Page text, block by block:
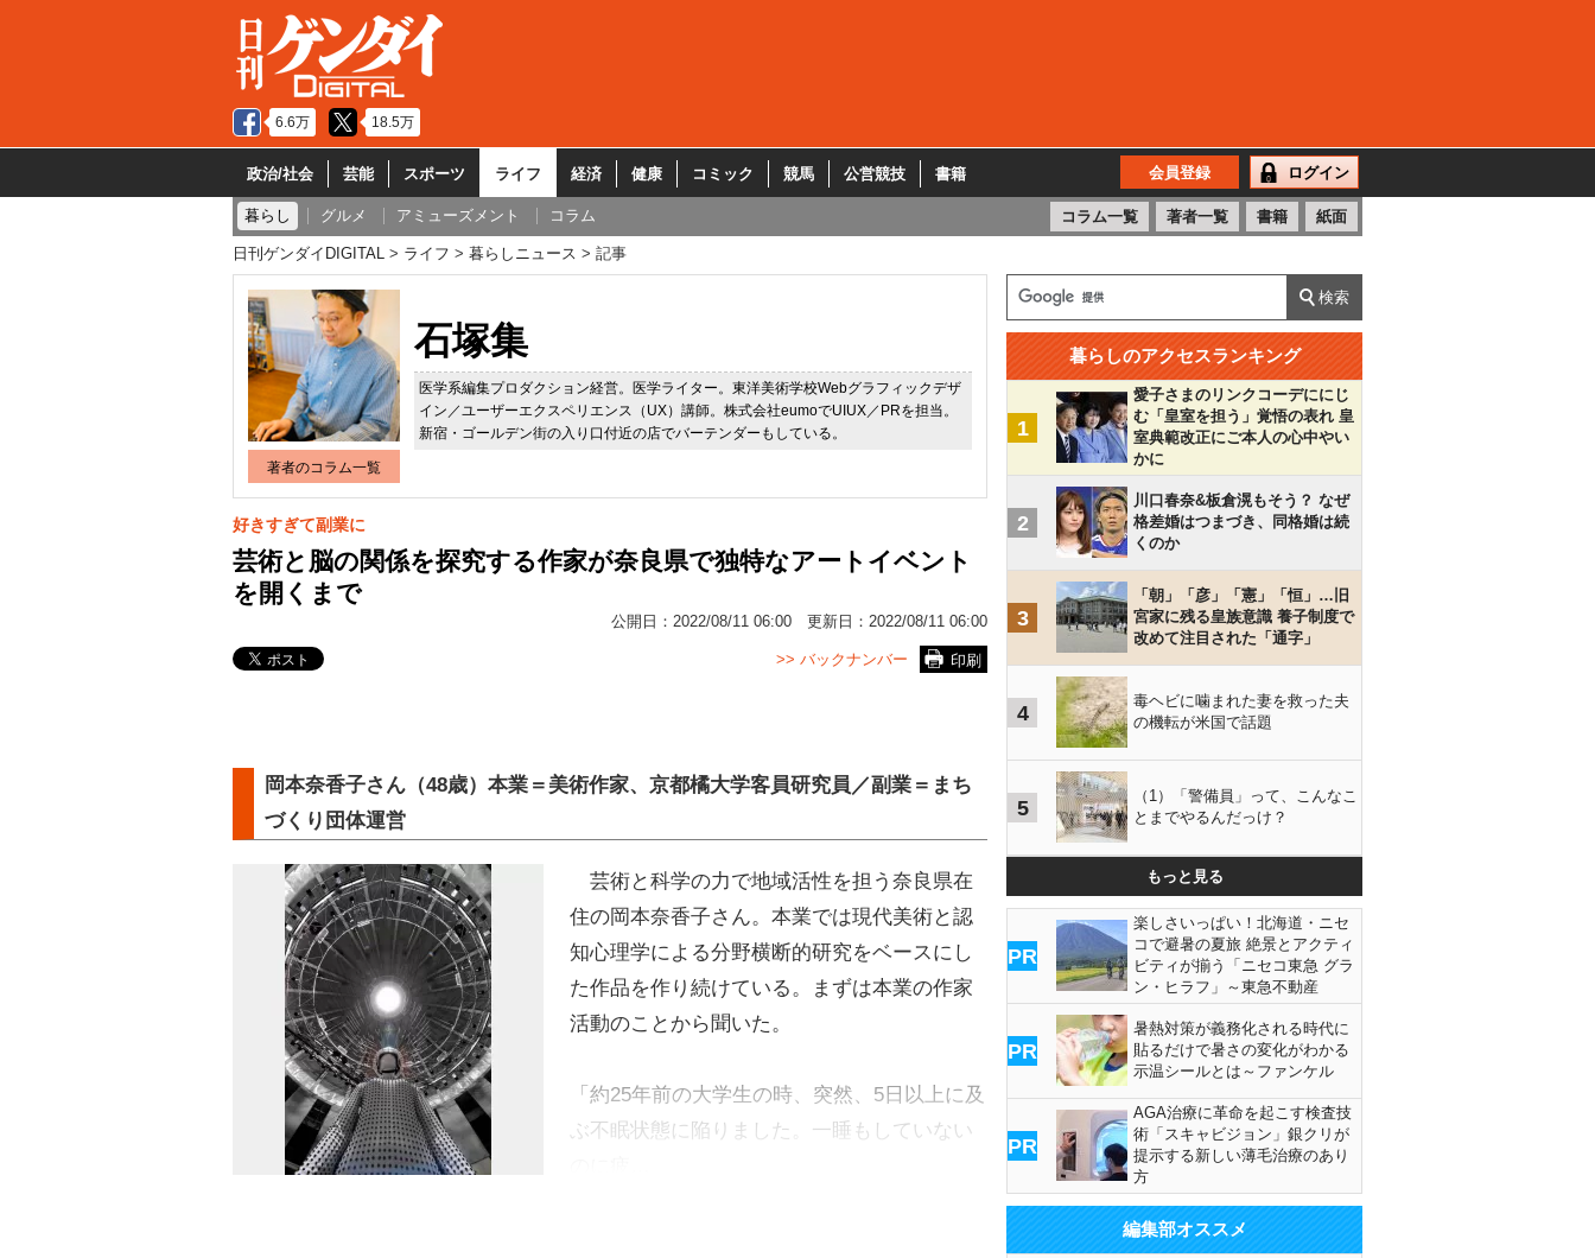
6.6万 18.5万
政治/社会 芸能 スポーツ ライフ 経済 健康 コミック 競馬 公営競技 書籍 会員登録 ログイン
暮らし グルメ アミューズメント コラム コラム一覧 著者一覧 書籍 紙面
日刊ゲンダイDIGITAL ライフ 暮らしニュース 記事
著者のコラム一覧
石塚集
医学系編集プロダクション経営。医学ライター。東洋美術学校Webグラフィックデザ
イン／ユーザーエクスペリエンス（UX）講師。株式会社eumoでUIUX／PRを担当。
新宿・ゴールデン街の入り口付近の店でバーテンダーもしている。
好きすぎて副業に
芸術と脳の関係を探究する作家が奈良県で独特なアートイベント
を開くまで
公開日： 2022/08/11 06:00 更新日： 2022/08/11 06:00
印刷
>> バックナンバー
岡本奈香子さん（48歳）本業＝美術作家、京都橘大学客員研究員／副業＝まち
づくり団体運営
芸術と科学の力で地域活性を担う奈良県在
住の岡本奈香子さん。本業では現代美術と認
知心理学による分野横断的研究をベースにし
た作品を作り続けている。まずは本業の作家
活動のことから聞いた。
「約25年前の大学生の時、突然、5日以上に及
ぶ不眠状態に陥りました。一睡もしていない
暮らしのアクセスランキング
1
愛子さまのリンクコーデににじ
む「皇室を担う」覚悟の表れ 皇
室典範改正にご本人の心中やい
かに
2
川口春奈&板倉滉もそう？ なぜ
格差婚はつまづき、同格婚は続
くのか
3
「朝」「彦」「憲」「恒」…旧
宮家に残る皇族意識 養子制度で
改めて注目された「通字」
4
毒ヘビに噛まれた妻を救った夫
の機転が米国で話題
5
（1）「警備員」って、こんなこ
とまでやるんだっけ？
もっと見る
PR
楽しさいっぱい！北海道・ニセ
コで避暑の夏旅 絶景とアクティ
ビティが揃う「ニセコ東急 グラ
ン・ヒラフ」～東急不動産
PR
暑熱対策が義務化される時代に
貼るだけで暑さの変化がわかる
示温シールとは～ファンケル
PR
AGA治療に革命を起こす検査技
術「スキャビジョン」銀クリが
提示する新しい薄毛治療のあり
方
編集部オススメ